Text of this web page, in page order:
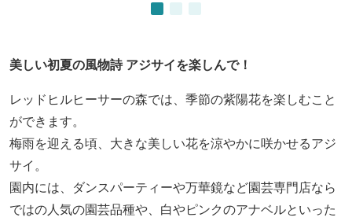
美しい初夏の風物詩 アジサイを楽しんで！
レッドヒルヒーサーの森では、季節の紫陽花を楽しむこと
ができます。
梅雨を迎える頃、大きな美しい花を涼やかに咲かせるアジ
サイ。
園内には、ダンスパーティーや万華鏡など園芸専門店なら
ではの人気の園芸品種や、白やピンクのアナベルといった